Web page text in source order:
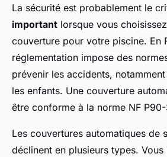
La sécurité est probablement le
important lorsque vous
couverture pour votre piscine. En
réglementation impose des
prévenir les accidents,
les enfants. Une couverture
être conforme à la norme NF
Les couvertures automatiques de
déclinent en plusieurs types.